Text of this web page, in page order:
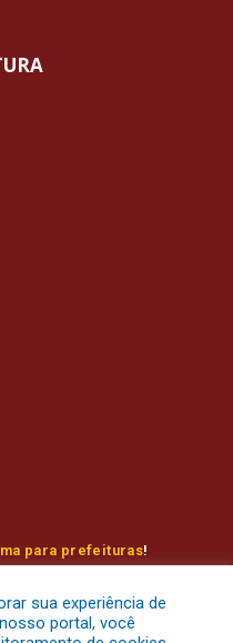
para prefeituras!
leis de transparência
sua experiência de
portal, você